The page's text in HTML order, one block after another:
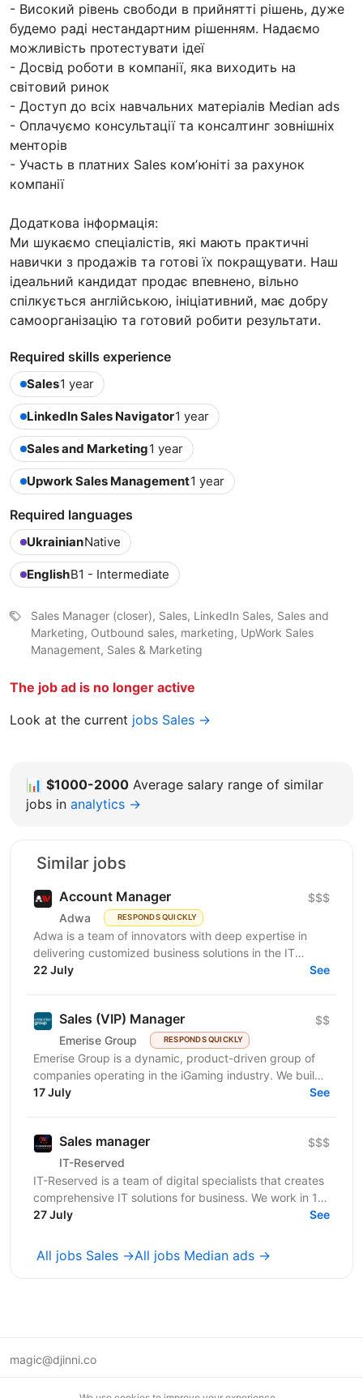
- Високий рівень свободи в прийнятті рішень, дуже
будемо раді нестандартним рішенням. Надаємо
можливість протестувати ідеї
- Досвід роботи в компанії, яка виходить на
світовий ринок
- Доступ до всіх навчальних матеріалів Median ads
- Оплачуємо консультації та консалтинг зовнішніх
менторів
- Участь в платних Sales комʼюніті за рахунок
компанії
Додаткова інформація:
Ми шукаємо спеціалістів, які мають практичні
навички з продажів та готові їх покращувати. Наш
ідеальний кандидат продає впевнено, вільно
спілкується англійською, ініціативний, має добру
самоорганізацію та готовий робити результати.
Required skills experience
Sales1 year
LinkedIn Sales Navigator1 year
Sales and Marketing1 year
Upwork Sales Management1 year
Required languages
UkrainianNative
EnglishB1 - Intermediate
Sales Manager (closer), Sales, LinkedIn Sales, Sales and
Marketing, Outbound sales, marketing, UpWork Sales
Management, Sales & Marketing
The job ad is no longer active
Look at the current jobs Sales →
📊 $1000-2000 Average salary range of similar
jobs in analytics →
Similar jobs
Account Manager
Adwa RESPONDS QUICKLY
$$$
Adwa is a team of innovators with deep expertise in
delivering customized business solutions in the IT
sector. We are looking for an outgoing extrovert and...
22 July See
Sales (VIP) Manager
Emerise Group RESPONDS QUICKLY
$$
Emerise Group is a dynamic, product-driven group of
companies operating in the iGaming industry. We build
high-impact solutions that fuel innovation and...
17 July See
Sales manager
IT-Reserved
$$$
IT-Reserved is a team of digital specialists that creates
comprehensive IT solutions for business. We work in 14
areas, including IT, marketing, legal and...
27 July See
All jobs Sales →All jobs Median ads →
magic@djinni.co